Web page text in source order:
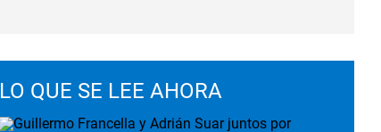
LO QUE SE LEE AHORA